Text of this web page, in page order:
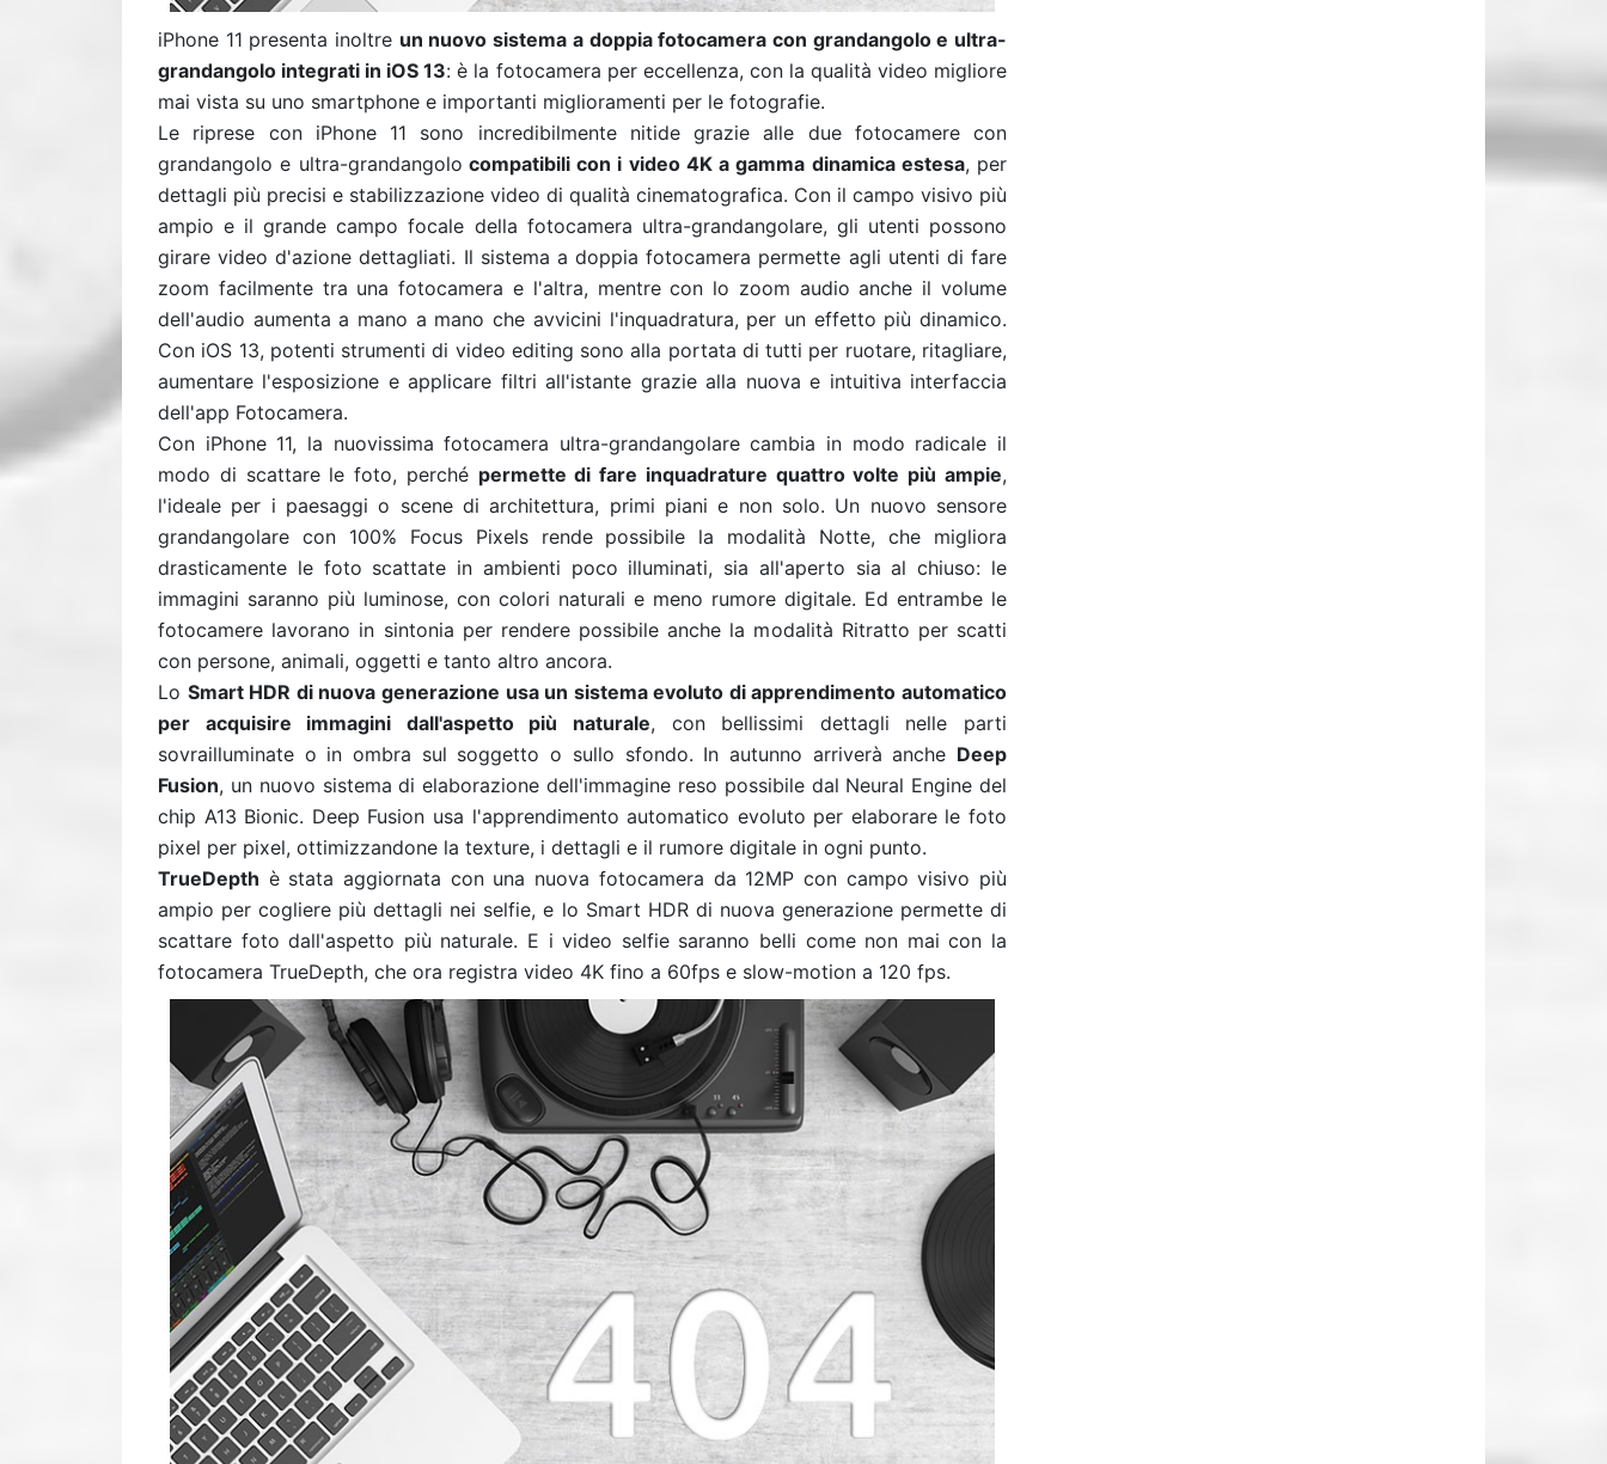
iPhone 11 presenta inoltre un nuovo sistema a doppia fotocamera con grandangolo e ultra-
grandangolo integrati in iOS 13: è la fotocamera per eccellenza, con la qualità video migliore
mai vista su uno smartphone e importanti miglioramenti per le fotografie.
Le riprese con iPhone 11 sono incredibilmente nitide grazie alle due fotocamere con
grandangolo e ultra-grandangolo compatibili con i video 4K a gamma dinamica estesa, per
dettagli più precisi e stabilizzazione video di qualità cinematografica. Con il campo visivo più
ampio e il grande campo focale della fotocamera ultra-grandangolare, gli utenti possono
girare video d'azione dettagliati. Il sistema a doppia fotocamera permette agli utenti di fare
zoom facilmente tra una fotocamera e l'altra, mentre con lo zoom audio anche il volume
dell'audio aumenta a mano a mano che avvicini l'inquadratura, per un effetto più dinamico.
Con iOS 13, potenti strumenti di video editing sono alla portata di tutti per ruotare, ritagliare,
aumentare l'esposizione e applicare filtri all'istante grazie alla nuova e intuitiva interfaccia
dell'app Fotocamera.
Con iPhone 11, la nuovissima fotocamera ultra-grandangolare cambia in modo radicale il
modo di scattare le foto, perché permette di fare inquadrature quattro volte più ampie,
l'ideale per i paesaggi o scene di architettura, primi piani e non solo. Un nuovo sensore
grandangolare con 100% Focus Pixels rende possibile la modalità Notte, che migliora
drasticamente le foto scattate in ambienti poco illuminati, sia all'aperto sia al chiuso: le
immagini saranno più luminose, con colori naturali e meno rumore digitale. Ed entrambe le
fotocamere lavorano in sintonia per rendere possibile anche la modalità Ritratto per scatti
con persone, animali, oggetti e tanto altro ancora.
Lo Smart HDR di nuova generazione usa un sistema evoluto di apprendimento automatico
per acquisire immagini dall'aspetto più naturale, con bellissimi dettagli nelle parti
sovrailluminate o in ombra sul soggetto o sullo sfondo. In autunno arriverà anche Deep
Fusion, un nuovo sistema di elaborazione dell'immagine reso possibile dal Neural Engine del
chip A13 Bionic. Deep Fusion usa l'apprendimento automatico evoluto per elaborare le foto
pixel per pixel, ottimizzandone la texture, i dettagli e il rumore digitale in ogni punto.
TrueDepth è stata aggiornata con una nuova fotocamera da 12MP con campo visivo più
ampio per cogliere più dettagli nei selfie, e lo Smart HDR di nuova generazione permette di
scattare foto dall'aspetto più naturale. E i video selfie saranno belli come non mai con la
fotocamera TrueDepth, che ora registra video 4K fino a 60fps e slow-motion a 120 fps.